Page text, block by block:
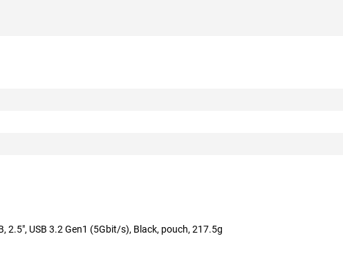
2.5", USB 3.2 Gen1 (5Gbit/s), Black, pouch, 217.5g